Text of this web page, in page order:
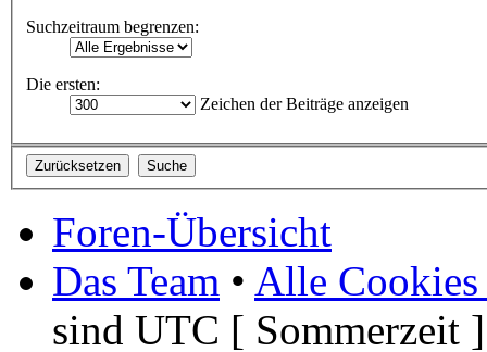
Suchzeitraum begrenzen:
Die ersten:
Zeichen der Beiträge anzeigen
Foren-Übersicht
Das Team • Alle Cookies
sind UTC [ Sommerzeit ]